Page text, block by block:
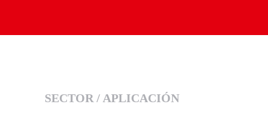
SECTOR / APLICACIÓN